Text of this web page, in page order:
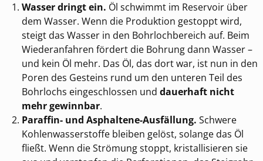
Wasser dringt ein. Öl schwimmt im Reservoir über
dem Wasser. Wenn die Produktion gestoppt wird,
steigt das Wasser in den Bohrlochbereich auf. Beim
Wiederanfahren fördert die Bohrung dann Wasser –
und kein Öl mehr. Das Öl, das dort war, ist nun in den
Poren des Gesteins rund um den unteren Teil des
Bohrlochs eingeschlossen und dauerhaft nicht
mehr gewinnbar.
Paraffin- und Asphaltene-Ausfällung. Schwere
Kohlenwasserstoffe bleiben gelöst, solange das Öl
fließt. Wenn die Strömung stoppt, kristallisieren sie